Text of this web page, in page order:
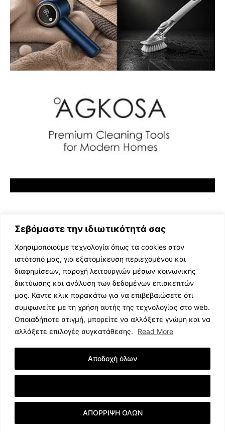
Σεβόμαστε την ιδιωτικότητά σας
Χρησιμοποιούμε τεχνολογία όπως τα cookies στον
ιστότοπό μας, για εξατομίκευση περιεχομένου και
διαφημίσεων, παροχή λειτουργιών μέσων κοινωνικής
δικτύωσης και ανάλυση των δεδομένων επισκεπτών
μας. Κάντε κλικ παρακάτω για να επιβεβαιώσετε ότι
συμφωνείτε με τη χρήση αυτής της τεχνολογίας στο web.
Οποιαδήποτε στιγμή, μπορείτε να αλλάξετε γνώμη και να
αλλάξετε επιλογές συγκατάθεσης.
Read More
ΑΠΟΡΡΙΨΗ ΟΛΩΝ
Αποδοχή όλων
ΕΛΛΗΝΙΚΗ ΜΟΥΣΙΚΗ
TV SHOWS
EVENTS
ΘΕΑΤΡΟ
ΔΙΑΓΩΝΙΣΜΟΙ
STOA CULTURA
ΣΥΝΕΝΤΕΥΞΕΙΣ
© 2023 music.net.cy, All Rights Reserved